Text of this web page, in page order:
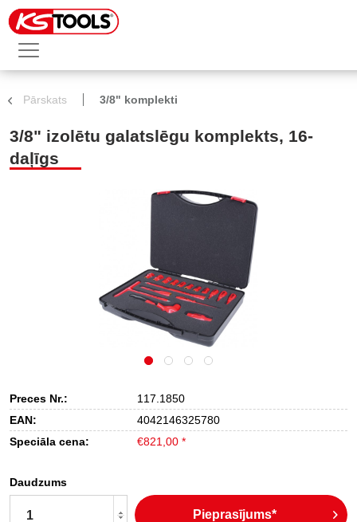
Pārskats 3/8" komplekti
3/8" izolētu galatslēgu komplekts, 16-
daļīgs
Preces Nr.:
117.1850
EAN:
4042146325780
Speciāla cena:
€821,00 *
Daudzums
Pieprasījums*